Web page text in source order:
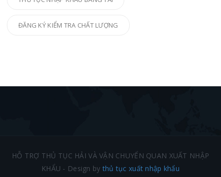
ĐĂNG KÝ KIỂM TRA CHẤT LƯỢNG
HỖ TRỢ THỦ TỤC HẢI VÀ VẬN CHUYỂN QUAN XUẤT NHẬP
KHẨU - Design bythủ tục xuất nhập khẩu